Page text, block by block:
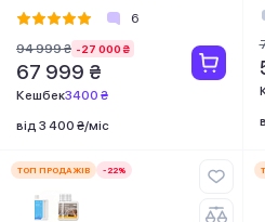
6
94 999 ₴ -27 000 ₴
67 999 ₴
Кешбек3400 ₴
від 3 400 ₴/міс
ТОП ПРОДАЖІВ -22%